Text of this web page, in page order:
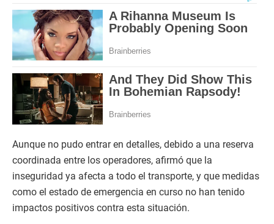
Aunque no pudo entrar en detalles, debido a una reserva
coordinada entre los operadores, afirmó que la
inseguridad ya afecta a todo el transporte, y que medidas
como el estado de emergencia en curso no han tenido
impactos positivos contra esta situación.